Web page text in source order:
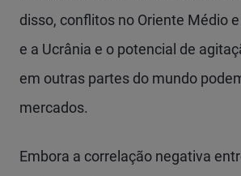
disso, conflitos no Oriente Médio
e a Ucrânia e o potencial de
em outras partes do mundo
mercados.
Embora a correlação negativa